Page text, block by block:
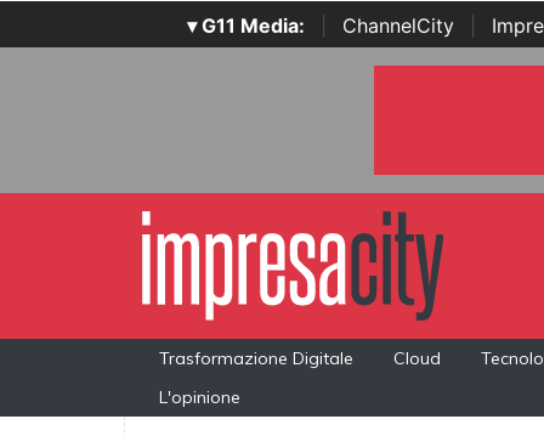
▾ G11 Media: ChannelCity
Trasformazione Digitale Cloud
L'opinione